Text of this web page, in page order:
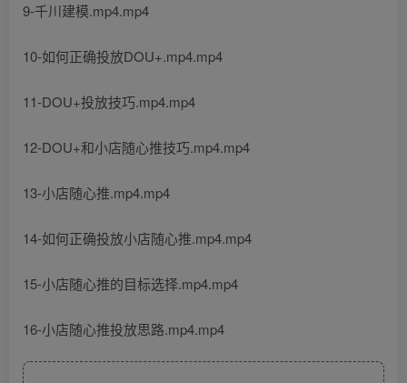
9-千川建模.mp4.mp4
10-如何正确投放DOU+.mp4.mp4
11-DOU+投放技巧.mp4.mp4
12-DOU+和小店随心推技巧.mp4.mp4
13-小店随心推.mp4.mp4
14-如何正确投放小店随心推.mp4.mp4
15-小店随心推的目标选择.mp4.mp4
16-小店随心推投放思路.mp4.mp4